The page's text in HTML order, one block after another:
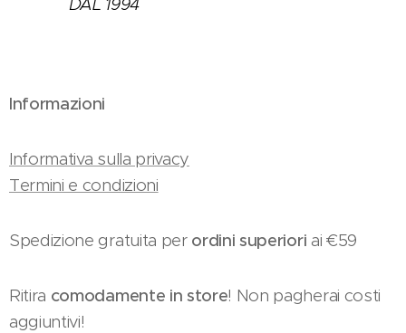
Informazioni
Informativa sulla privacy
Termini e condizioni
Spedizione gratuita perordini superiori ai €59
Ritira comodamente in store! Non pagherai costi
aggiuntivi!